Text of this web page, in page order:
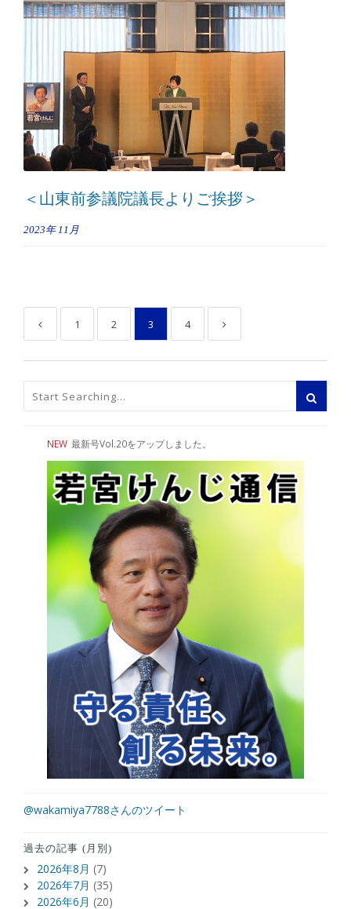
＜山東前参議院議長よりご挨拶＞
2023年 11月
1 2 3 4
NEW 最新号Vol.20をアップしました。
@wakamiya7788さんのツイート
過去の記事 (月別)
2026年8月 (7)
2026年7月 (35)
2026年6月 (20)